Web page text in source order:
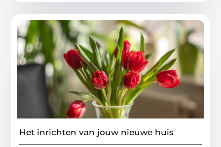
Het inrichten van jouw nieuwe huis